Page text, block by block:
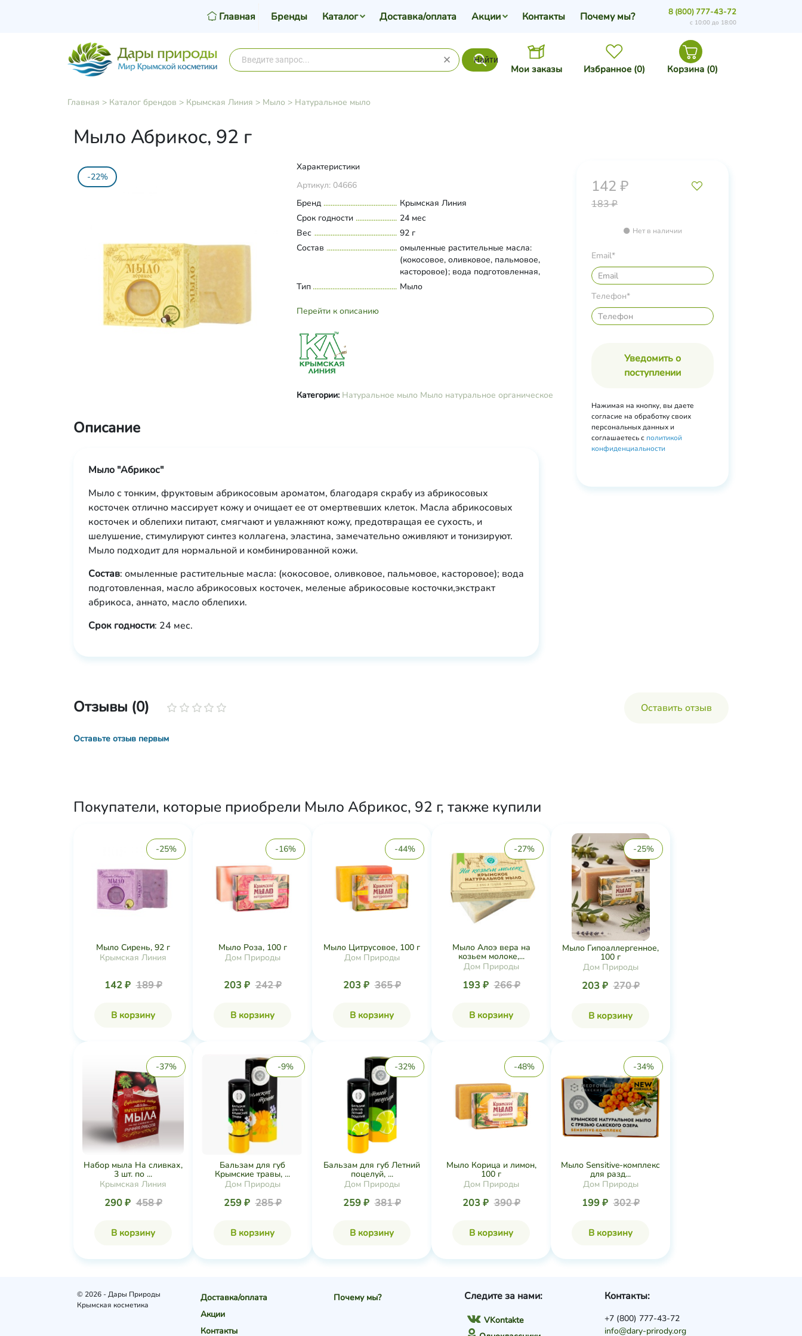
Найти
Мои заказы Избранное (0) Корзина (0)
Главная Бренды Каталог Доставка/оплата Акции Контакты Почему мы? 8 (800) 777-43-72
с 10:00 до 18:00
Главная > Каталог брендов > Крымская Линия > Мыло> Натуральное мыло
Мыло Абрикос, 92 г
-22%
Характеристики
Артикул: 04666
Бренд
Крымская Линия
Срок годности
24 мес
Вес
92 г
Состав
омыленные растительные масла:
(кокосовое, оливковое, пальмовое,
касторовое); вода подготовленная,
масло абрикосовых косточек, меленые
Развернуть состав
Тип Мыло
Перейти к описанию
Категории: Натуральное мыло Мыло натуральное органическое
142 ₽
183 ₽
Нет в наличии
Email*
Телефон*
Уведомить о
поступлении
Нажимая на кнопку, вы даете
согласие на обработку своих
персональных данных и
соглашаетесь с политикой
конфиденциальности
Описание
Мыло "Абрикос"
Мыло с тонким, фруктовым абрикосовым ароматом, благодаря скрабу из абрикосовых
косточек отлично массирует кожу и очищает ее от омертвевших клеток. Масла абрикосовых
косточек и облепихи питают, смягчают и увлажняют кожу, предотвращая ее сухость, и
шелушение, стимулируют синтез коллагена, эластина, замечательно оживляют и тонизируют.
Мыло подходит для нормальной и комбинированной кожи.
Состав: омыленные растительные масла: (кокосовое, оливковое, пальмовое, касторовое); вода
подготовленная, масло абрикосовых косточек, меленые абрикосовые косточки,экстракт
абрикоса, аннато, масло облепихи.
Срок годности: 24 мес.
Отзывы (0) Оставить отзыв
Оставьте отзыв первым
Покупатели, которые приобрели Мыло Абрикос, 92 г, также купили
-25%
Мыло Сирень, 92 г
Крымская Линия
142 ₽ 189 ₽
В корзину
-16%
Мыло Роза, 100 г
Дом Природы
203 ₽ 242 ₽
В корзину
-44%
Мыло Цитрусовое, 100 г
Дом Природы
203 ₽ 365 ₽
В корзину
-27%
Мыло Алоэ вера на
козьем молоке,...
Дом Природы
193 ₽ 266 ₽
В корзину
-25%
Мыло Гипоаллергенное,
100 г
Дом Природы
203 ₽ 270 ₽
В корзину
-37%
Набор мыла На сливках,
3 шт. по ...
Крымская Линия
290 ₽ 458 ₽
В корзину
-9%
Бальзам для губ
Крымские травы, ...
Дом Природы
259 ₽ 285 ₽
В корзину
-32%
Бальзам для губ Летний
поцелуй, ...
Дом Природы
259 ₽ 381 ₽
В корзину
-48%
Мыло Корица и лимон,
100 г
Дом Природы
203 ₽ 390 ₽
В корзину
-34%
Мыло Sensitive-комплекс
для разд...
Дом Природы
199 ₽ 302 ₽
В корзину
© 2026 - Дары Природы
Крымская косметика
Доставка/оплата
Акции
Контакты
Почему мы? Следите за нами:
VKontakte
Контакты:
+7 (800) 777-43-72
info@dary-prirody.org